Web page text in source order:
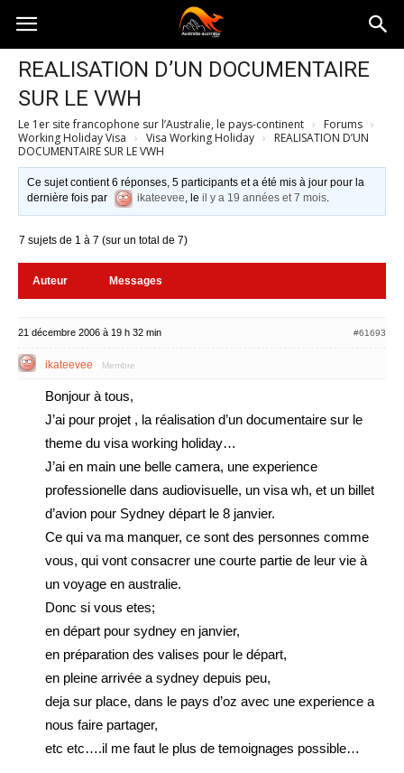
Australia-
australie.com
REALISATION D’UN DOCUMENTAIRE
SUR LE VWH
Le 1er site francophone sur l’Australie, le pays-continent › Forums ›
Working Holiday Visa › Visa Working Holiday ›
REALISATION D’UN
DOCUMENTAIRE SUR LE VWH
Ce sujet contient 6 réponses, 5 participants et a été mis à jour pour la
dernière fois par
ikateevee, leil y a 19 années et 7 mois.
7 sujets de 1 à 7 (sur un total de 7)
Auteur Messages
21 décembre 2006 à 19 h 32 min #61693
ikateevee Membre
Bonjour à tous,
J’ai pour projet , la réalisation d’un documentaire sur le
theme du visa working holiday…
J’ai en main une belle camera, une experience
professionelle dans audiovisuelle, un visa wh, et un billet
d’avion pour Sydney départ le 8 janvier.
Ce qui va ma manquer, ce sont des personnes comme
vous, qui vont consacrer une courte partie de leur vie à
un voyage en australie.
Donc si vous etes;
en départ pour sydney en janvier,
en préparation des valises pour le départ,
en pleine arrivée a sydney depuis peu,
deja sur place, dans le pays d’oz avec une experience a
nous faire partager,
etc etc….il me faut le plus de temoignages possible…